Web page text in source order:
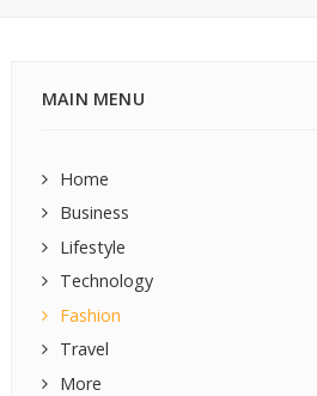
MAIN MENU
Home
Business
Lifestyle
Technology
Fashion
Travel
More